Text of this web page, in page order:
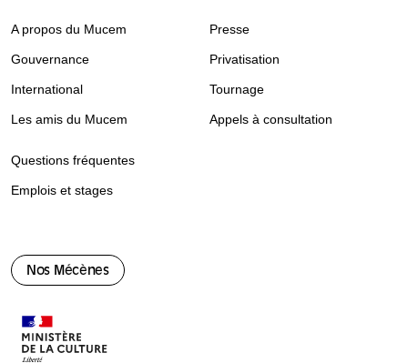
Nos Mécènes
A propos du Mucem
Gouvernance
International
Les amis du Mucem
Presse
Privatisation
Tournage
Appels à consultation
Questions fréquentes
Emplois et stages